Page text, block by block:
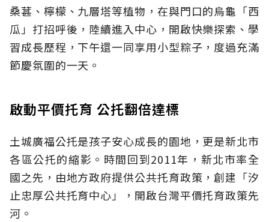
桑葚、檸檬、九層塔等植物，在與門口的烏龜「西
瓜」打招呼後，陸續進入中心，開啟快樂探索、學
習成長歷程，下午還一同享用小型粽子，度過充滿
節慶氛圍的一天。
啟動平價托育 公托翻倍達標
土城廣福公托是孩子安心成長的園地，更是新北市
各區公托的縮影。時間回到2011年，新北市率全
國之先，由地方政府提供公共托育政策，創建「汐
止忠厚公共托育中心」，開啟台灣平價托育政策先
河。